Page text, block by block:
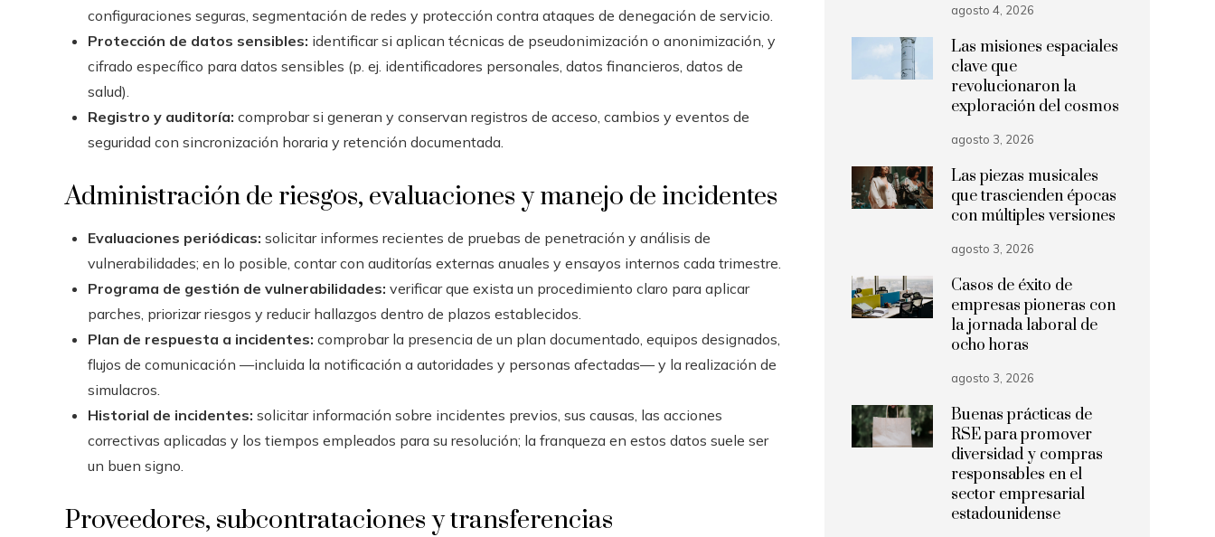
configuraciones seguras, segmentación de redes y protección contra ataques de denegación de servicio.
Protección de datos sensibles: identificar si aplican técnicas de pseudonimización o anonimización, y
cifrado específico para datos sensibles (p. ej. identificadores personales, datos financieros, datos de
salud).
Registro y auditoría: comprobar si generan y conservan registros de acceso, cambios y eventos de
seguridad con sincronización horaria y retención documentada.
Administración de riesgos, evaluaciones y manejo de incidentes
Evaluaciones periódicas: solicitar informes recientes de pruebas de penetración y análisis de
vulnerabilidades; en lo posible, contar con auditorías externas anuales y ensayos internos cada trimestre.
Programa de gestión de vulnerabilidades: verificar que exista un procedimiento claro para aplicar
parches, priorizar riesgos y reducir hallazgos dentro de plazos establecidos.
Plan de respuesta a incidentes: comprobar la presencia de un plan documentado, equipos designados,
flujos de comunicación —incluida la notificación a autoridades y personas afectadas— y la realización de
simulacros.
Historial de incidentes: solicitar información sobre incidentes previos, sus causas, las acciones
correctivas aplicadas y los tiempos empleados para su resolución; la franqueza en estos datos suele ser
un buen signo.
Proveedores, subcontrataciones y transferencias
agosto 4, 2026
Las misiones espaciales
clave que
revolucionaron la
exploración del cosmos
agosto 3, 2026
Las piezas musicales
que trascienden épocas
con múltiples versiones
agosto 3, 2026
Casos de éxito de
empresas pioneras con
la jornada laboral de
ocho horas
agosto 3, 2026
Buenas prácticas de
RSE para promover
diversidad y compras
responsables en el
sector empresarial
estadounidense